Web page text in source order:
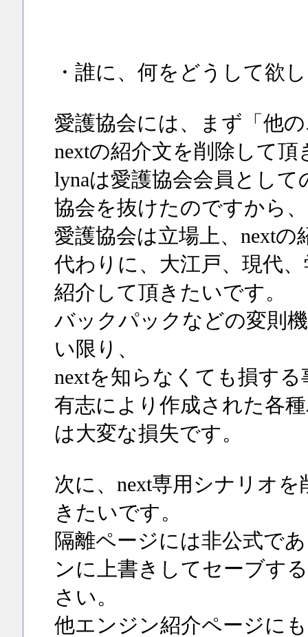
・誰に、何をどうして欲
愛護協会には、まず「他
nextの紹介文を削除して頂
lynaは愛護協会会員とし
協会を抜けたのですから、
愛護協会は立場上、next
代わりに、大江戸、現代
紹介して頂きたいです。
バックパックなどの変則
い限り、
nextを知らなくても損す
有志により作成された各
は大変な損失です。
次に、next専用シナリオ
きたいです。
隔離ページには非公式で
ンに上書きしてセーブす
さい。
他エンジン紹介ページに